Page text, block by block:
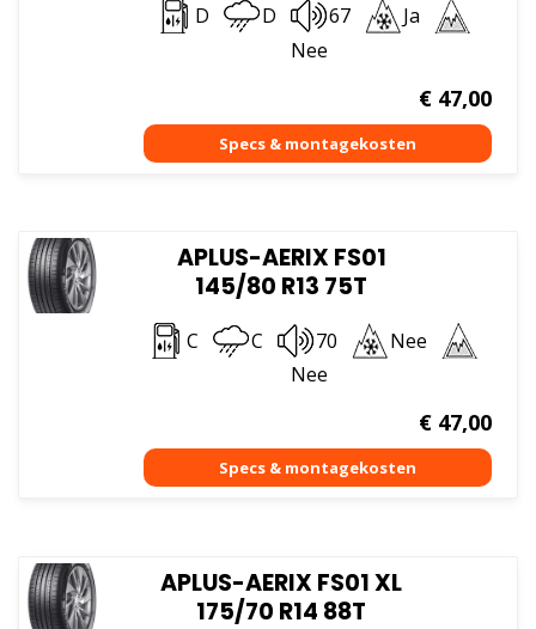
D D 67
Ja
Nee
€47,00
APLUS-AERIX FS01
145/80 R13 75T
C C 70
Nee
Nee
€47,00
APLUS-AERIX FS01 XL
175/70 R14 88T